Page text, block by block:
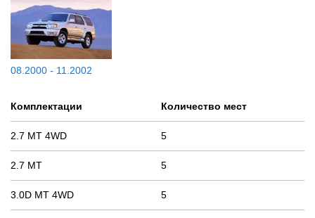
08.2000 - 11.2002
Комплектации Количество мест
2.7 MT 4WD 5
2.7 MT 5
3.0D MT 4WD 5